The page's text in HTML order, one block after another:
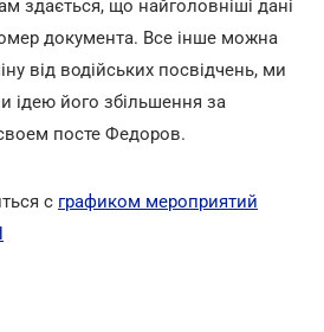
здається, що найголовніші дані
документа. Все інше можна
від водійських посвідчень, ми
ідею його збільшення за
посте Федоров.
с графиком мероприятий